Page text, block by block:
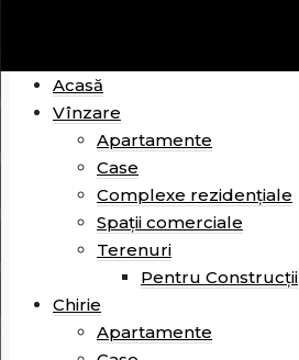
Acasă
Vînzare
Apartamente
Case
Complexe rezidențiale
Spații comerciale
Terenuri
Pentru Construcții
Chirie
Apartamente